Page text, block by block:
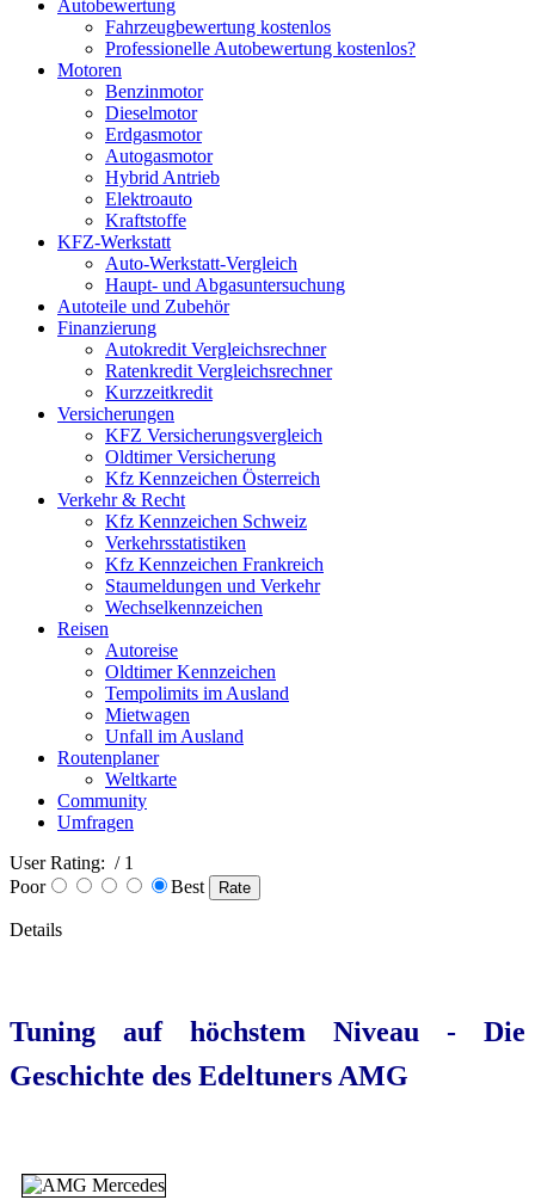
Autobewertung
Fahrzeugbewertung kostenlos
Professionelle Autobewertung kostenlos?
Motoren
Benzinmotor
Dieselmotor
Erdgasmotor
Autogasmotor
Hybrid Antrieb
Elektroauto
Kraftstoffe
KFZ-Werkstatt
Auto-Werkstatt-Vergleich
Haupt- und Abgasuntersuchung
Autoteile und Zubehör
Finanzierung
Autokredit Vergleichsrechner
Ratenkredit Vergleichsrechner
Kurzzeitkredit
Versicherungen
KFZ Versicherungsvergleich
Oldtimer Versicherung
Kfz Kennzeichen Österreich
Verkehr & Recht
Kfz Kennzeichen Schweiz
Verkehrsstatistiken
Kfz Kennzeichen Frankreich
Staumeldungen und Verkehr
Wechselkennzeichen
Reisen
Autoreise
Oldtimer Kennzeichen
Tempolimits im Ausland
Mietwagen
Unfall im Ausland
Routenplaner
Weltkarte
Community
Umfragen
User Rating: / 1
Poor
Best
Details
Tuning auf höchstem Niveau - Die
Geschichte des Edeltuners AMG